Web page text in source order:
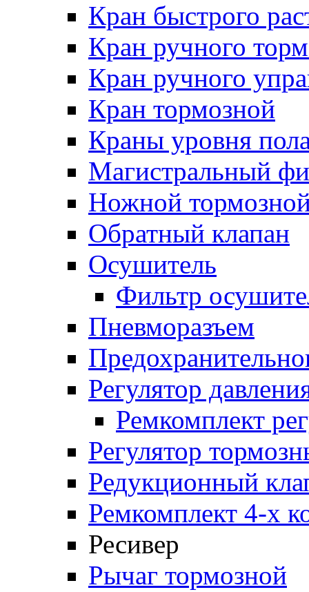
Кран быстрого
Кран ручного
Кран ручного
Кран тормозной
Краны уровня
Магистральный
Ножной
Обратный клапан
Осушитель
Фильтр
Пневморазъем
Регулятор
Ремкомплект
Регулятор
Редукционный
Ремкомплект 4-х
Ресивер
Рычаг тормозной